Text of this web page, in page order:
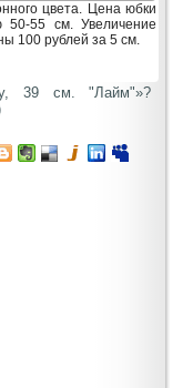
цвета. Цена юбки
50-55 см. Увеличение
100 рублей за 5 см.
39 см. "Лайм"»?